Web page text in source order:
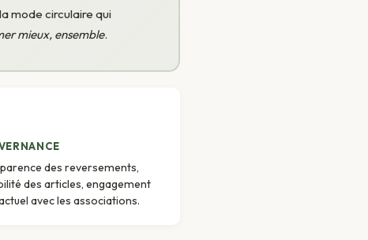
mode circulaire qui
mieux, ensemble.
des reversements,
des articles, engagement
avec les associations.